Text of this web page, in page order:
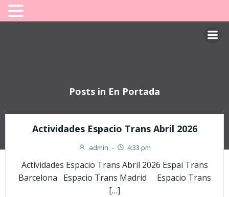
Posts in En Portada
Actividades Espacio Trans Abril 2026
admin - 4:33 pm
Actividades Espacio Trans Abril 2026 Espai Trans
Barcelona Espacio Trans Madrid Espacio Trans
[…]